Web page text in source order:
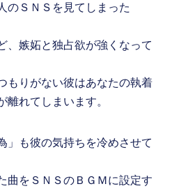
のＳＮＳを見てしまった
、嫉妬と独占欲が強くなって
もりがない彼はあなたの執着
離れてしまいます。
」も彼の気持ちを冷めさせて
曲をＳＮＳのＢＧＭに設定す